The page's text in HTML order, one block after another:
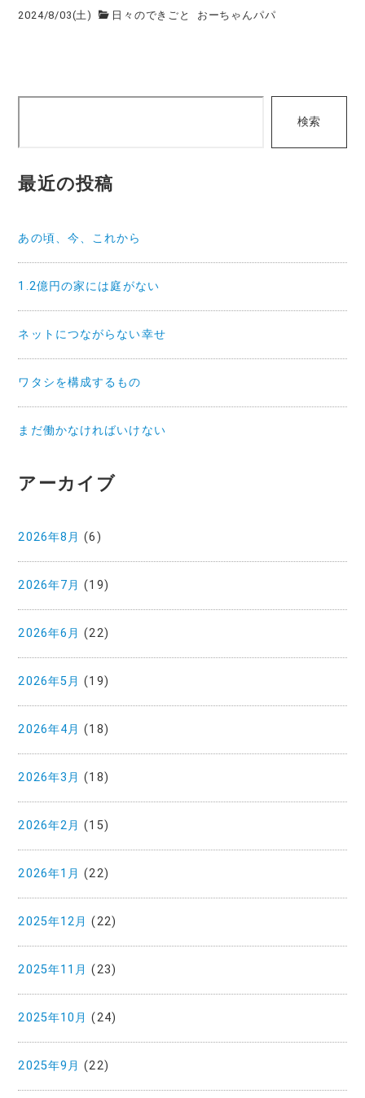
2024/8/03(土) 日々のできごと おーちゃんパパ
検索
最近の投稿
あの頃、今、これから
1.2億円の家には庭がない
ネットにつながらない幸せ
ワタシを構成するもの
まだ働かなければいけない
アーカイブ
2026年8月 (6)
2026年7月 (19)
2026年6月 (22)
2026年5月 (19)
2026年4月 (18)
2026年3月 (18)
2026年2月 (15)
2026年1月 (22)
2025年12月 (22)
2025年11月 (23)
2025年10月 (24)
2025年9月 (22)